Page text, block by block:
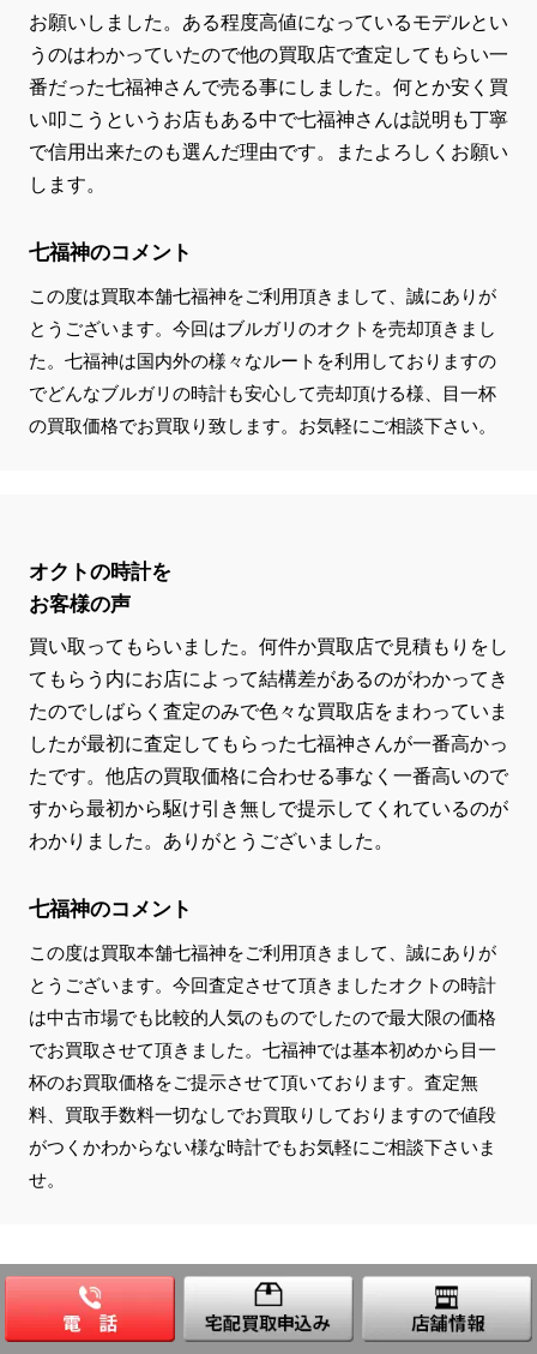
お願いしました。ある程度高値になっているモデルとい
うのはわかっていたので他の買取店で査定してもらい一
番だった七福神さんで売る事にしました。何とか安く買
い叩こうというお店もある中で七福神さんは説明も丁寧
で信用出来たのも選んだ理由です。またよろしくお願い
します。
七福神のコメント
この度は買取本舗七福神をご利用頂きまして、誠にありが
とうございます。今回はブルガリのオクトを売却頂きまし
た。七福神は国内外の様々なルートを利用しておりますの
でどんなブルガリの時計も安心して売却頂ける様、目一杯
の買取価格でお買取り致します。お気軽にご相談下さい。
オクトの時計を
お客様の声
買い取ってもらいました。何件か買取店で見積もりをし
てもらう内にお店によって結構差があるのがわかってき
たのでしばらく査定のみで色々な買取店をまわっていま
したが最初に査定してもらった七福神さんが一番高かっ
たです。他店の買取価格に合わせる事なく一番高いので
すから最初から駆け引き無しで提示してくれているのが
わかりました。ありがとうございました。
七福神のコメント
この度は買取本舗七福神をご利用頂きまして、誠にありが
とうございます。今回査定させて頂きましたオクトの時計
は中古市場でも比較的人気のものでしたので最大限の価格
でお買取させて頂きました。七福神では基本初めから目一
杯のお買取価格をご提示させて頂いております。査定無
料、買取手数料一切なしでお買取りしておりますので値段
がつくかわからない様な時計でもお気軽にご相談下さいま
せ。
店頭・宅配買取・お問い合わせのご案内